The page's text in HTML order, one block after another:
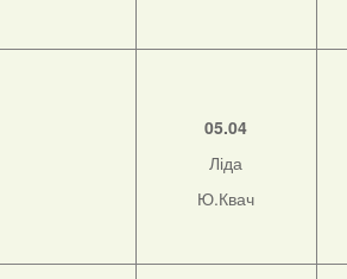
05.04
Ліда
Ю.Квач